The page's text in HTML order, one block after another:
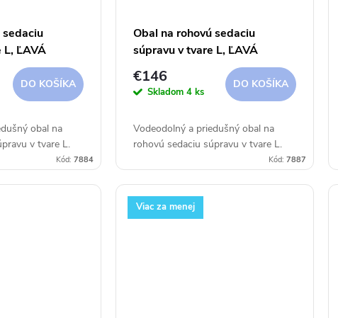
ĽAVÁ
45/70 cm
DO KOŠÍKA
obal na
v tvare L.
Kód: 7884
Obal na rohovú sedaciu
súpravu v tvare L, ĽAVÁ
375x300x90xh30/45/70 cm
Aerocover
€146
Skladom 4 ks
DO KOŠÍKA
Vodeodolný a priedušný obal na
rohovú sedaciu súpravu v tvare L.
Kód: 7887
Viac za menej